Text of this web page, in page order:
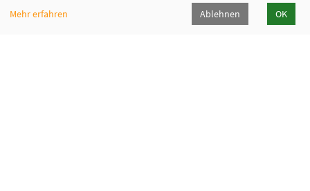
Mehr erfahren Ablehnen OK